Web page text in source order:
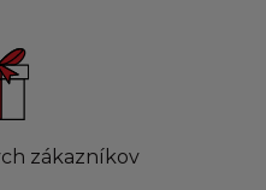
zákazníkov